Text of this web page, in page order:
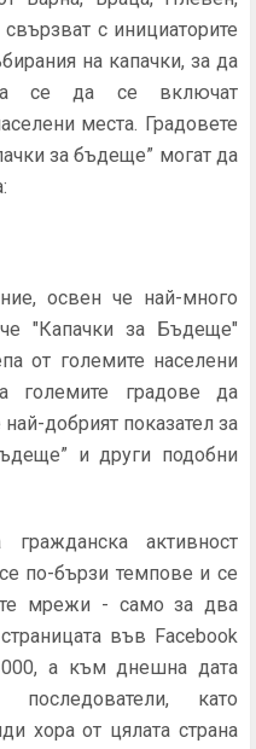
с инициаторите
на капачки, за да
се да се включат
места. Градовете
за бъдеще” могат да
освен че най-много
"Капачки за Бъдеще"
от големите населени
големите градове да
добрият показател за
и други подобни
гражданска активност
по-бързи темпове и се
мрежи - само за два
във Facebook
а към днешна дата
като
хора от цялата страна